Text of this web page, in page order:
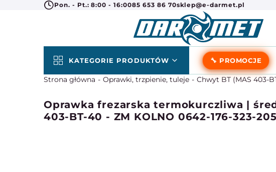
Pon. - Pt.: 8:00 - 16:0085 653 86 70sklep@e-darmet.pl
KATEGORIE PRODUKTÓW 🔧 PROMOCJE
Strona główna Oprawki, trzpienie, tuleje Chwyt BT (MAS 403-
Oprawka frezarska termokurczliwa |
403-BT-40 - ZM KOLNO 0642-176-323-205